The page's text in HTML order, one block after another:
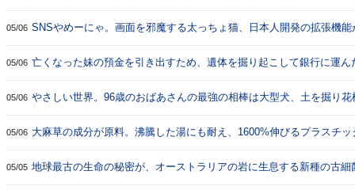
05/06 SNSやめーにゃ。画面を邪魔する太っちょ猫、日本人開発の拡張機
05/06 亡くなった妹の預金を引き出すため、遺体を掘り起こして銀行に運ん
05/06 やさしい世界。96歳のおばあさんの最強の相棒は大型犬、土を掘り
05/06 大麻草の成分が原料。沸騰した湯にも耐え、1600%伸びるプラスチ
05/05 地球最古の生命の秘密が、オーストラリアの岩に生息する新種の古細